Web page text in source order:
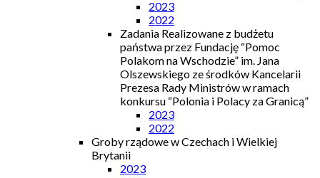
2023
2022
Zadania Realizowane z budżetu
państwa przez Fundację “Pomoc
Polakom na Wschodzie” im. Jana
Olszewskiego ze środków Kancelarii
Prezesa Rady Ministrów w ramach
konkursu “Polonia i Polacy za Granicą”
2023
2022
Groby rządowe w Czechach i Wielkiej
Brytanii
2023